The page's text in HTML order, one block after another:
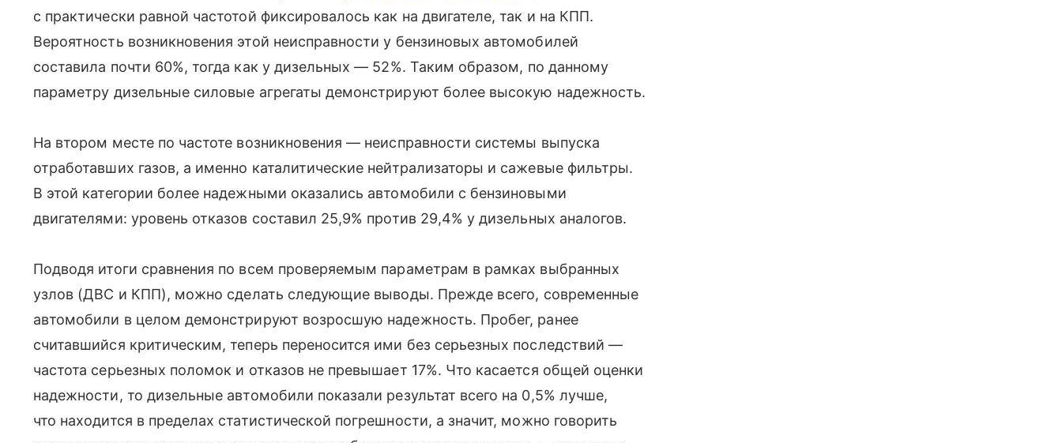
с практически равной частотой фиксировалось как на двигателе, так и на КПП.
Вероятность возникновения этой неисправности у бензиновых автомобилей
составила почти 60%, тогда как у дизельных — 52%. Таким образом, по данному
параметру дизельные силовые агрегаты демонстрируют более высокую надежность.
На втором месте по частоте возникновения — неисправности системы выпуска
отработавших газов, а именно каталитические нейтрализаторы и сажевые фильтры.
В этой категории более надежными оказались автомобили с бензиновыми
двигателями: уровень отказов составил 25,9% против 29,4% у дизельных аналогов.
Подводя итоги сравнения по всем проверяемым параметрам в рамках выбранных
узлов (ДВС и КПП), можно сделать следующие выводы. Прежде всего, современные
автомобили в целом демонстрируют возросшую надежность. Пробег, ранее
считавшийся критическим, теперь переносится ими без серьезных последствий —
частота серьезных поломок и отказов не превышает 17%. Что касается общей оценки
надежности, то дизельные автомобили показали результат всего на 0,5% лучше,
что находится в пределах статистической погрешности, а значит, можно говорить